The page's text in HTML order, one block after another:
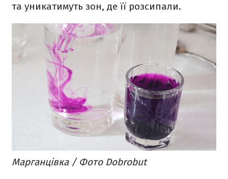
та уникатимуть зон, де її розсипали.
Марганцівка / Фото Dobrobut